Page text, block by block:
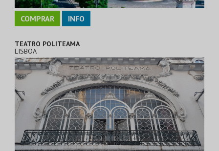
COMPRAR INFO
TEATRO POLITEAMA
LISBOA